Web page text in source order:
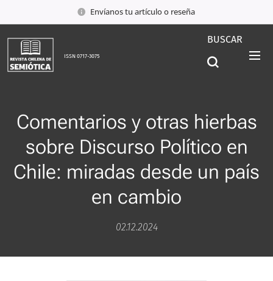
Envíanos tu artículo o reseña
ISSN 0717-3075
BUSCAR
Comentarios y otras hierbas
sobre Discurso Político en
Chile: miradas desde un país
en cambio
02.12.2024